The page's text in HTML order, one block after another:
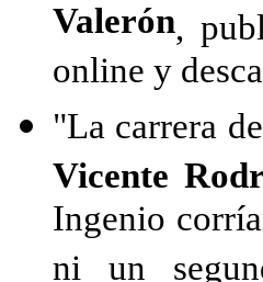
Valerón,
online y
"La carrera
Vicente
Ingenio
ni un